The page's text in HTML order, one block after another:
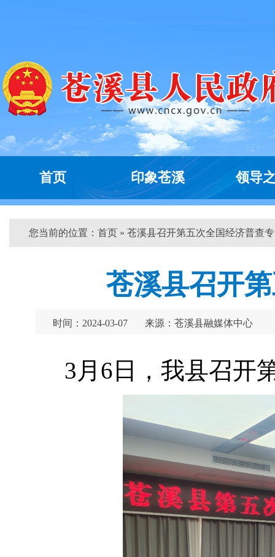
首页 印象苍溪 领导
您当前的位置： 首页 » 苍溪县召开第五次全国经济普查
苍溪县召开
时间：2024-03-07 来源：苍溪县融媒体中心
3月6日，我县召开